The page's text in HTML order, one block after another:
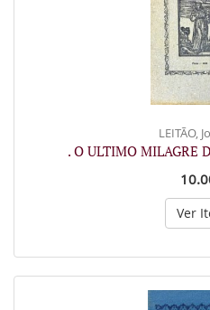
LEITÃO,
. O ULTIMO MILAGRE
Ver